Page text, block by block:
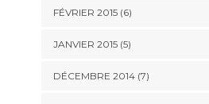
FÉVRIER 2015(6)
JANVIER 2015(5)
DÉCEMBRE 2014(7)